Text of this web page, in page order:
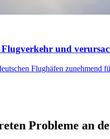
und
Flughäfen zunehmend
Probleme an